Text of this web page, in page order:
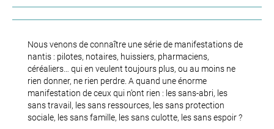
Nous venons de connaître une série de manifestations de
nantis : pilotes, notaires, huissiers, pharmaciens,
céréaliers… qui en veulent toujours plus, ou au moins ne
rien donner, ne rien perdre. A quand une énorme
manifestation de ceux qui n’ont rien : les sans-abri, les
sans travail, les sans ressources, les sans protection
sociale, les sans famille, les sans culotte, les sans espoir ?